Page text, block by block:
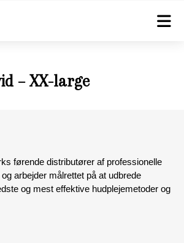
– XX-large
førende distributører af professionelle
arbejder målrettet på at udbrede
og mest effektive hudplejemetoder og